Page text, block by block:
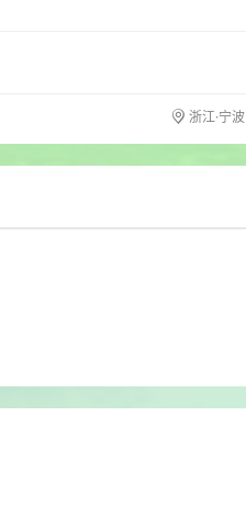
浙江·宁波